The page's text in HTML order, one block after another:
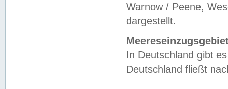
Warnow / Peene,
dargestellt.
In Deutschland gibt
Deutschland fließt